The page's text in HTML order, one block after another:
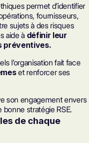
permet d’identifier
fournisseurs,
sujets à des risques
aide à définir leur
préventives.
l’organisation fait face
et renforcer ses
son engagement envers
bonne stratégie RSE.
de chaque